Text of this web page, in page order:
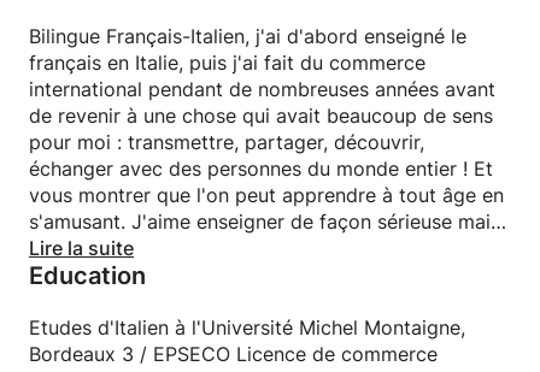
Bilingue Français-Italien, j'ai d'abord enseigné le
français en Italie, puis j'ai fait du commerce
international pendant de nombreuses années avant
de revenir à une chose qui avait beaucoup de sens
pour moi : transmettre, partager, découvrir,
échanger avec des personnes du monde entier ! Et
vous montrer que l'on peut apprendre à tout âge en
s'amusant. J'aime enseigner de façon sérieuse mais
aussi joyeuse ! J'aime les apprenants sérieux, qui
acceptent de faire quelques devoirs (et oui !! c'est
leçon doit être un plaisir pour vous !
Lire la suite
Education
Etudes d'Italien à l'Université Michel Montaigne,
Bordeaux 3 / EPSECO Licence de commerce